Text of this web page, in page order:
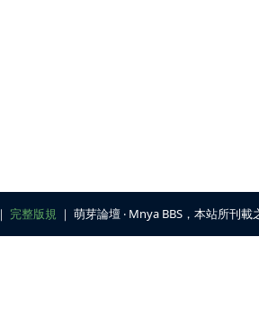
｜ 完整版規 ｜ 萌芽論壇 ‧ Mnya BBS，本站所刊